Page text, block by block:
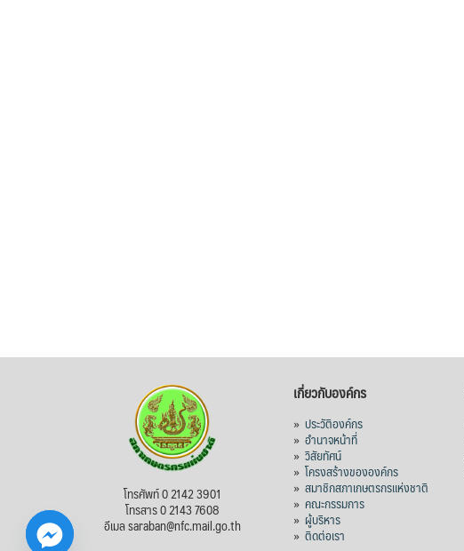
โทรศัพท์ 0 2142 3901
โทรสาร 0 2143 7608
อีเมล saraban@nfc.mail.go.th
เกี่ยวกับองค์กร
»ประวัติองค์กร
»อำนาจหน้าที่
»วิสัยทัศน์
»โครงสร้างขององค์กร
»สมาชิกสภาเกษตรกรแห่งชาติ
»คณะกรรมการ
» ผู้บริหาร
»ติดต่อเรา